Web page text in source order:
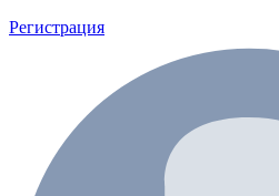
Регистрация